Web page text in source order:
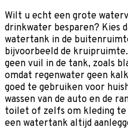
Wilt u echt een grote
drinkwater besparen? Kies
watertank in de
bijvoorbeeld de
geen vuil in de tank, zoals
omdat regenwater geen
goed te gebruiken voor
wassen van de auto en de
toilet of zelfs om kleding te
een watertank altijd